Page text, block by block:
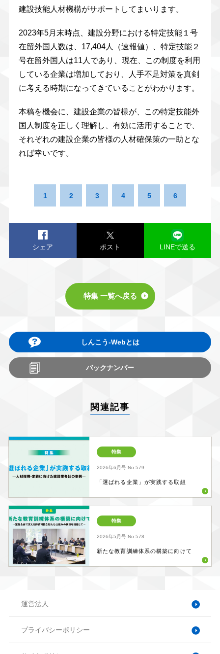
建設技能人材機構がサポートしてまいります。
2023年5月末時点、建設分野における特定技能１号
在留外国人数は、17,404人（速報値）、特定技能２
号在留外国人は11人であり、現在、この制度を利用
している企業は増加しており、人手不足対策を真剣
に考える時期になってきていることがわかります。
本稿を機会に、建設企業の皆様が、この特定技能外
国人制度を正しく理解し、有効に活用することで、
それぞれの建設企業の皆様の人材確保策の一助とな
れば幸いです。
1 2 3 4 5 6
シェア ポスト LINEで送る
特集 一覧へ戻る
しんこう-Webとは
バックナンバー
関連記事
特集
2026年6月号No 579
「選ばれる企業」が実践する取組
特集
2026年5月号No 578
新たな教育訓練体系の構築に向けて
運営法人
プライバシーポリシー